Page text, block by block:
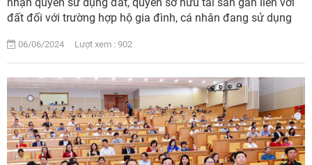
nhận quyền sử dụng đất, quyền sở hữu tài sản gắn liền với
đất đối với trường hợp hộ gia đình, cá nhân đang sử dụng
06/06/2024 Lượt xem : 902